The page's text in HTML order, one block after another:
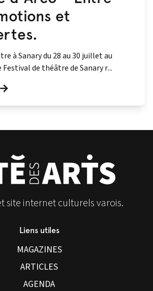
et
à Sanary du 28 au 30 juillet au
de théâtre de Sanary r...
site internet culturels varois.
Liens utiles
MAGAZINES
ARTICLES
AGENDA